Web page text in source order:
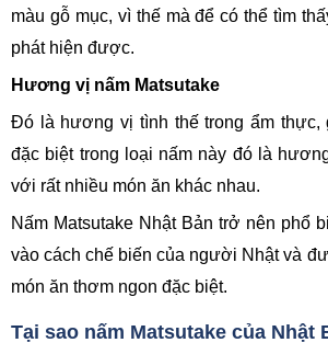
màu gỗ mục, vì thế mà để có thể tìm
phát hiện được.
Hương vị nấm Matsutake
Đó là hương vị tình thế trong ẩm
đặc biệt trong loại nấm này đó là
với rất nhiều món ăn khác nhau.
Nấm Matsutake Nhật Bản trở nên phổ
vào cách chế biến của người Nhật và
món ăn thơm ngon đặc biệt.
Tại sao nấm Matsutake của Nhật